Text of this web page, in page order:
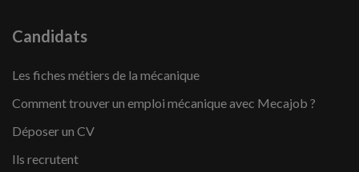
Candidats
Les fiches métiers de la mécanique
Comment trouver un emploi mécanique avec Mecajob ?
Déposer un CV
Ils recrutent